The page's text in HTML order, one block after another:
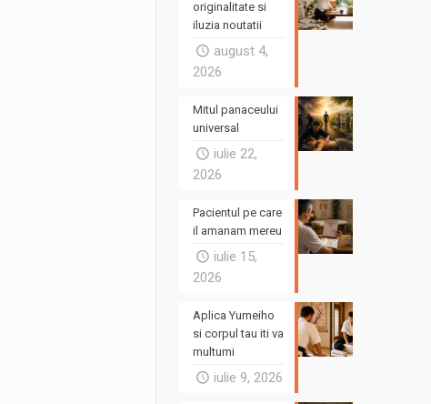
originalitate si
iluzia noutatii
august 4,
2026
Mitul panaceului
universal
iulie 22,
2026
Pacientul pe care
il amanam mereu
iulie 15,
2026
Aplica Yumeiho
si corpul tau iti va
multumi
iulie 9, 2026